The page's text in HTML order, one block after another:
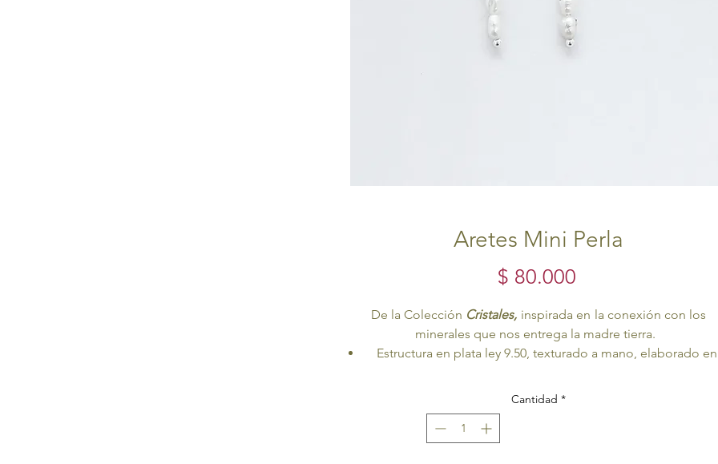
Aretes Mini Perla
$ 80.000Precio
De la Colección Cristales, inspirada en la conexión con los
minerales que nos entrega la madre tierra.
Estructura en plata ley 9.50, texturado a mano, elaborado en
Esferas en plata ley 9.25.
plata es recuperada
fotografías y radiografías, estos liquidos tienen micras de
Cantidad *